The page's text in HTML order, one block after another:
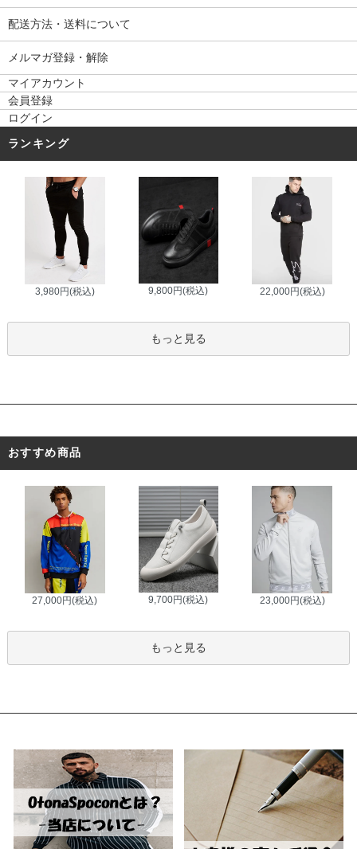
配送方法・送料について
メルマガ登録・解除
マイアカウント
会員登録
ログイン
ランキング
3,980円(税込) 9,800円(税込) 22,000円(税込)
もっと見る
おすすめ商品
27,000円(税込) 9,700円(税込) 23,000円(税込)
もっと見る